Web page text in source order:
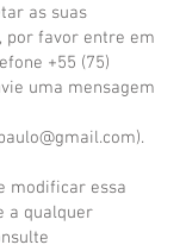
as suas
por favor entre em
+55 (75)
uma mensagem
).
modificar essa
a qualquer